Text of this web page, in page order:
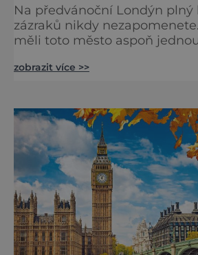
Na předvánoční Londýn plný
zázraků nikdy nezapomenete. Proč byste
měli toto město aspoň
nejkrásnější svátky v roce?
typicky londýnského?
kluziště, patří k
tradici a zábavě všech
zobrazit více >>